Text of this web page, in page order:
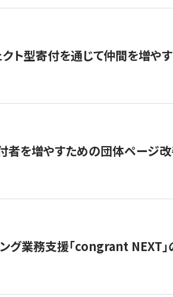
クト型寄付を通じて仲間を増
付者を増やすための団体ページ
グ業務支援「congrant NEXT」